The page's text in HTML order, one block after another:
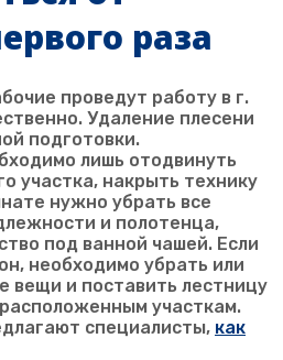
раза
проведут работу в г.
Удаление плесени
подготовки.
лишь отодвинуть
участка, накрыть технику
нужно убрать все
и полотенца,
под ванной чашей. Если
необходимо убрать или
вещи и поставить лестницу
участкам.
специалисты, как